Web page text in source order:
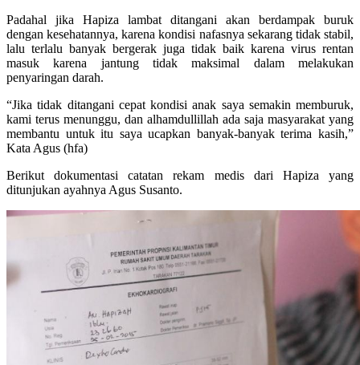
Padahal jika Hapiza lambat ditangani akan berdampak buruk
dengan kesehatannya, karena kondisi nafasnya sekarang tidak stabil,
lalu terlalu banyak bergerak juga tidak baik karena virus rentan
masuk karena jantung tidak maksimal dalam melakukan
penyaringan darah.
“Jika tidak ditangani cepat kondisi anak saya semakin memburuk,
kami terus menunggu, dan alhamdullillah ada saja masyarakat yang
membantu untuk itu saya ucapkan banyak-banyak terima kasih,”
Kata Agus (hfa)
Berikut dokumentasi catatan rekam medis dari Hapiza yang
ditunjukan ayahnya Agus Susanto.